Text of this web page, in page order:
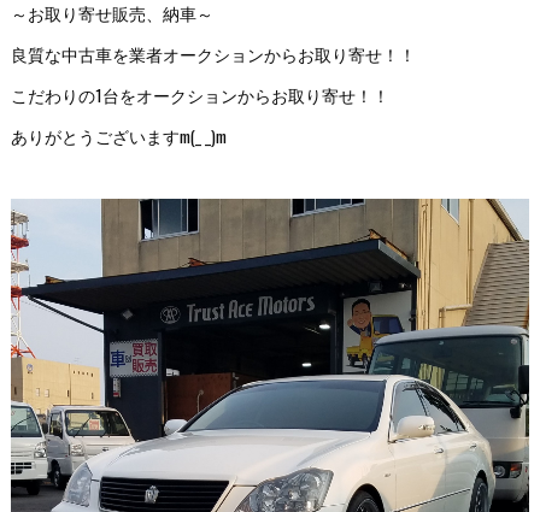
～お取り寄せ販売、納車～
良質な中古車を業者オークションからお取り寄せ！！
こだわりの1台をオークションからお取り寄せ！！
ありがとうございますm(_ _)m